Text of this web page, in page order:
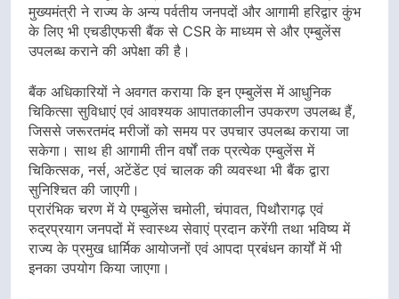
मुख्यमंत्री ने राज्य के अन्य पर्वतीय जनपदों और आगामी हरिद्वार कुंभ
के लिए भी एचडीएफसी बैंक से CSR के माध्यम से और एम्बुलेंस
उपलब्ध कराने की अपेक्षा की है।
बैंक अधिकारियों ने अवगत कराया कि इन एम्बुलेंस में आधुनिक
चिकित्सा सुविधाएं एवं आवश्यक आपातकालीन उपकरण उपलब्ध हैं,
जिससे जरूरतमंद मरीजों को समय पर उपचार उपलब्ध कराया जा
सकेगा। साथ ही आगामी तीन वर्षों तक प्रत्येक एम्बुलेंस में
चिकित्सक, नर्स, अटेंडेंट एवं चालक की व्यवस्था भी बैंक द्वारा
सुनिश्चित की जाएगी।
प्रारंभिक चरण में ये एम्बुलेंस चमोली, चंपावत, पिथौरागढ़ एवं
रुद्रप्रयाग जनपदों में स्वास्थ्य सेवाएं प्रदान करेंगी तथा भविष्य में
राज्य के प्रमुख धार्मिक आयोजनों एवं आपदा प्रबंधन कार्यों में भी
इनका उपयोग किया जाएगा।